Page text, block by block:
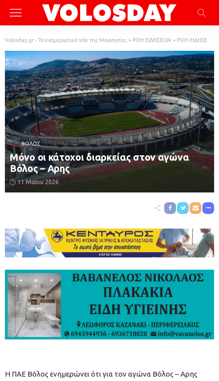
Volosday.gr - Το ενημερωτικό site της Μαγνησίας > ΡΟΗ ΕΙΔΗΣΕΩΝ > ΡΟΗ ΕΙΔΗΣΕΩΝ
ΒΌΛΟΣ
Μόνο οι κάτοχοι διαρκείας στον αγώνα
Βόλος – Αρης
11 Μαΐου 2026
H ΠΑΕ Βόλος ενημερώνει ότι για τον αγώνα Βόλος – Αρης